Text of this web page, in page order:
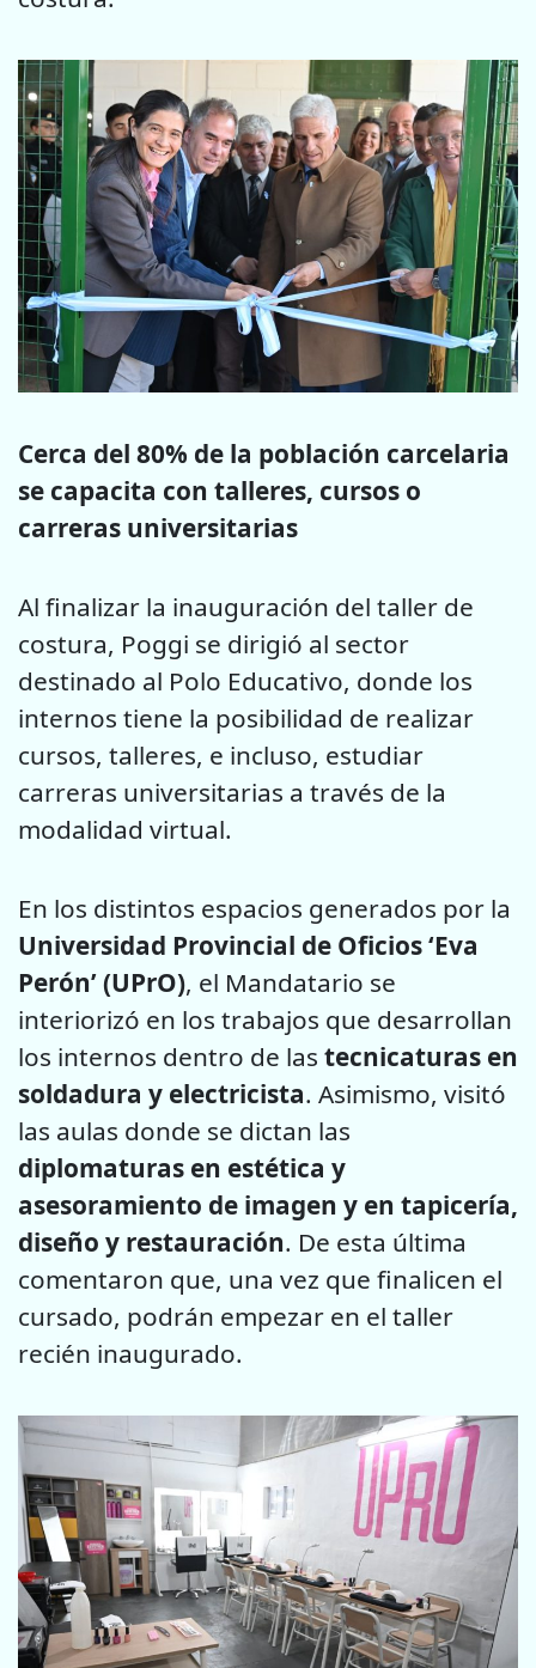
Cerca del 80% de la población carcelaria
se capacita con talleres, cursos o
carreras universitarias
Al finalizar la inauguración del taller de
costura, Poggi se dirigió al sector
destinado al Polo Educativo, donde los
internos tiene la posibilidad de realizar
cursos, talleres, e incluso, estudiar
carreras universitarias a través de la
modalidad virtual.
En los distintos espacios generados por la
Universidad Provincial de Oficios ‘Eva
Perón’ (UPrO), el Mandatario se
interiorizó en los trabajos que desarrollan
los internos dentro de las tecnicaturas en
soldadura y electricista. Asimismo, visitó
las aulas donde se dictan las
diplomaturas en estética y
asesoramiento de imagen y en tapicería,
diseño y restauración. De esta última
comentaron que, una vez que finalicen el
cursado, podrán empezar en el taller
recién inaugurado.